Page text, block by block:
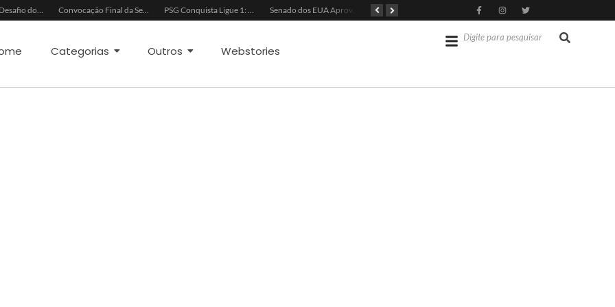
Ancelotti e o Desafio dos Goleiros na Seleção Convocação Final da Seleção Brasileira para a Copa do Mundo 2026 PSG Conquista Ligue 1: Safonov Brilha em Vitória Decisiva
Categorias Outros Webstories